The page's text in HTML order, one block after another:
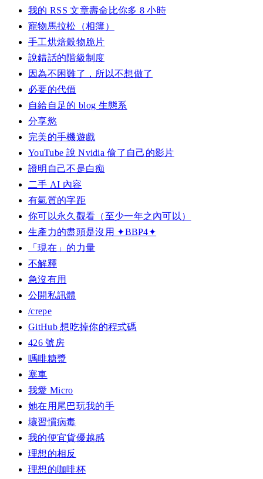
我的 RSS 文章壽命比你多 8 小時
寵物馬拉松（相簿）
手工烘焙穀物脆片
說錯話的階級制度
因為不困難了，所以不想做了
必要的代價
自給自足的 blog 生態系
分享慾
完美的手機遊戲
YouTube 說 Nvidia 偷了自己的影片
證明自己不是白痴
二手 AI 內容
有氣質的字距
你可以永久觀看（至少一年之內可以）
生產力的盡頭是沒用 ✦BBP4✦
「現在」的力量
不解釋
急沒有用
公開私訊體
/crepe
GitHub 想吃掉你的程式碼
426 號房
嗎啡糖漿
塞車
我愛 Micro
她在用尾巴玩我的手
壞習慣病毒
我的便宜貨優越感
理想的相反
理想的咖啡杯